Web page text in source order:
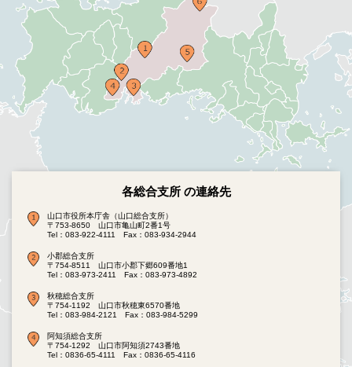
各総合支所 の連絡先
山口市役所本庁舎（山口総合支所）
〒753-8650 山口市亀山町2番1号
Tel：083-922-4111
Fax：083-934-2944
小郡総合支所
〒754-8511 山口市小郡下郷609番地1
Tel：083-973-2411
Fax：083-973-4892
秋穂総合支所
〒754-1192 山口市秋穂東6570番地
Tel：083-984-2121
Fax：083-984-5299
阿知須総合支所
〒754-1292 山口市阿知須2743番地
Tel：0836-65-4111
Fax：0836-65-4116